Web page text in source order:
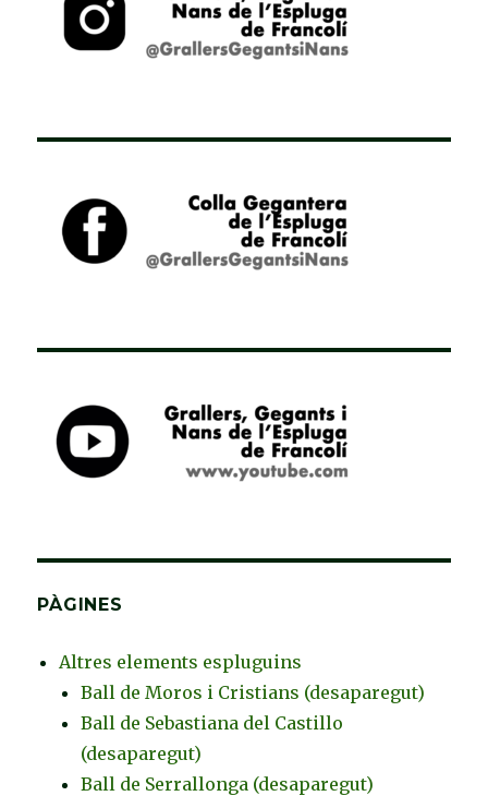
PÀGINES
Altres elements espluguins
Ball de Moros i Cristians (desaparegut)
Ball de Sebastiana del Castillo
(desaparegut)
Ball de Serrallonga (desaparegut)